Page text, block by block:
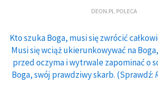
DEON.PL POLECA
Kto szuka Boga, musi się zwrócić
Musi się wciąż ukierunkowywać na
przed oczyma i wytrwale zapominać o
Boga, swój prawdziwy skarb. (Sprawdź: